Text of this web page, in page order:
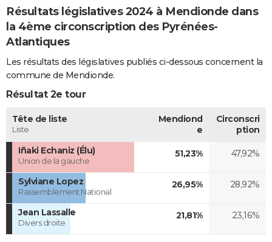
Bricolage
Lifestyle
Culture
Sport
Auto
Television
Voyage
Cinema
Résultats législatives 2024 à Mendionde dans
la 4ème circonscription des Pyrénées-
Atlantiques
Les résultats des législatives publiés ci-dessous concernent la
commune de Mendionde.
Résultat 2e tour
Tête de liste
Liste
Mendiond
e
Circonscri
ption
Iñaki Echaniz (Élu)
Union de la gauche
51,23% 47,92%
Sylviane Lopez
Rassemblement National
26,95% 28,92%
Jean Lassalle
Divers droite
21,81% 23,16%